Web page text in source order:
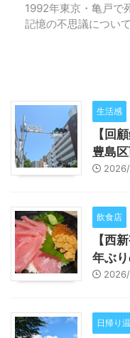
1992年東京・亀戸で
記憶の不思議について
生活感
【回
豊島
飲食店
【西
年ぶ
日帰り